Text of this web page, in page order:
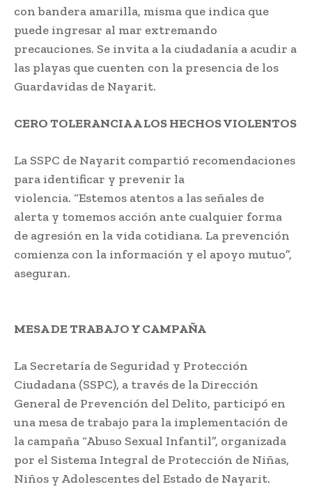
con bandera amarilla, misma que indica que
puede ingresar al mar extremando
precauciones. Se invita a la ciudadanía a acudir a
las playas que cuenten con la presencia de los
Guardavidas de Nayarit.
CERO TOLERANCIA A LOS HECHOS VIOLENTOS
La SSPC de Nayarit compartió recomendaciones
para identificar y prevenir la
violencia. “Estemos atentos a las señales de
alerta y tomemos acción ante cualquier forma
de agresión en la vida cotidiana. La prevención
comienza con la información y el apoyo mutuo”,
aseguran.
MESA DE TRABAJO Y CAMPAÑA
La Secretaría de Seguridad y Protección
Ciudadana (SSPC), a través de la Dirección
General de Prevención del Delito, participó en
una mesa de trabajo para la implementación de
la campaña “Abuso Sexual Infantil”, organizada
por el Sistema Integral de Protección de Niñas,
Niños y Adolescentes del Estado de Nayarit.